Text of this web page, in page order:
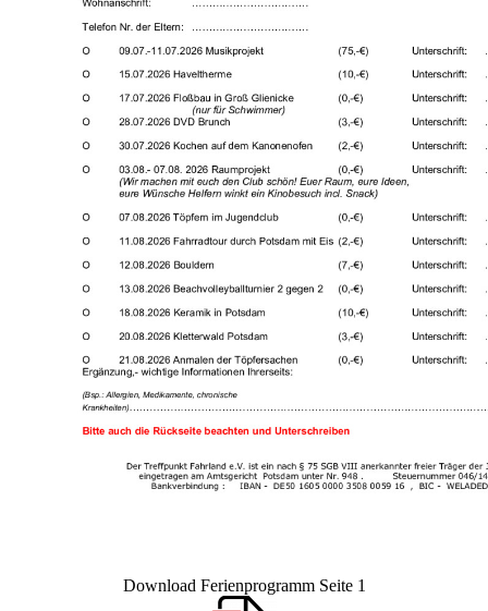
Download Ferienprogramm Seite 1